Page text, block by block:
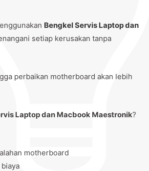
Bengkel Servis Laptop dan
setiap kerusakan tanpa
perbaikan motherboard akan lebih
Laptop dan Macbook Maestronik?
motherboard